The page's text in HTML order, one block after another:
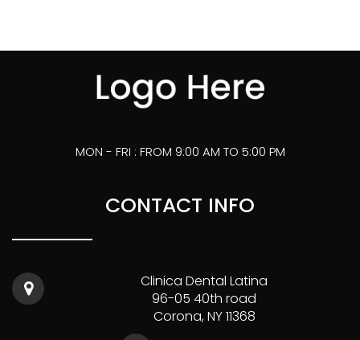
MON - FRI : FROM 9:00 AM TO 5:00 PM
CONTACT INFO
Clinica Dental Latina
96-05 40th road
Corona, NY 11368